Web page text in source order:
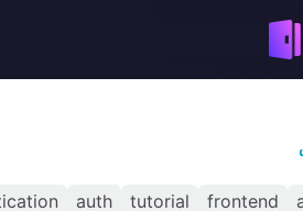
frontend
tutorial
auth